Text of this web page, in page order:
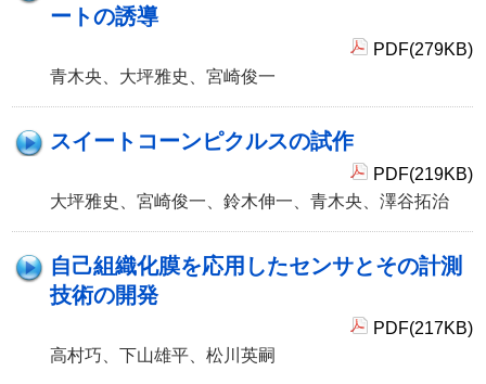
ートの誘導
PDF(279KB)
青木央、大坪雅史、宮崎俊一
スイートコーンピクルスの試作
PDF(219KB)
大坪雅史、宮崎俊一、鈴木伸一、青木央、澤谷拓治
自己組織化膜を応用したセンサとその計測
技術の開発
PDF(217KB)
高村巧、下山雄平、松川英嗣